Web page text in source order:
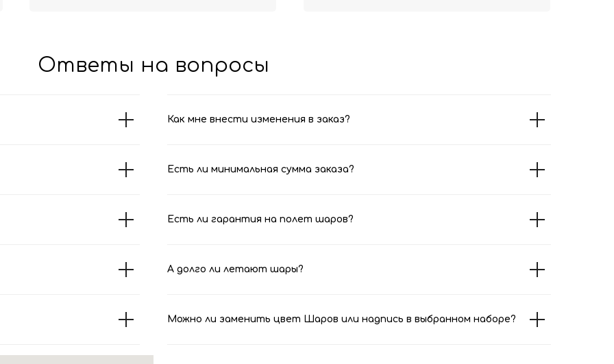
Ответы на вопросы
Как мне внести изменения в заказ?
Есть ли минимальная сумма заказа?
Есть ли гарантия на полет шаров?
А долго ли летают шары?
Можно ли заменить цвет Шаров или надпись в выбранном наборе?